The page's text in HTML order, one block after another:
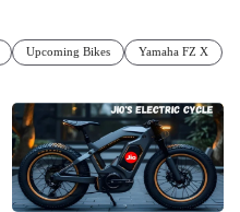
Upcoming Bikes
Yamaha FZ X